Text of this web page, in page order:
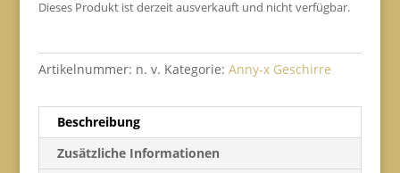
Dieses Produkt ist derzeit ausverkauft und nicht verfügbar.
Artikelnummer: n. v. Kategorie: Anny-x Geschirre
Beschreibung
Zusätzliche Informationen